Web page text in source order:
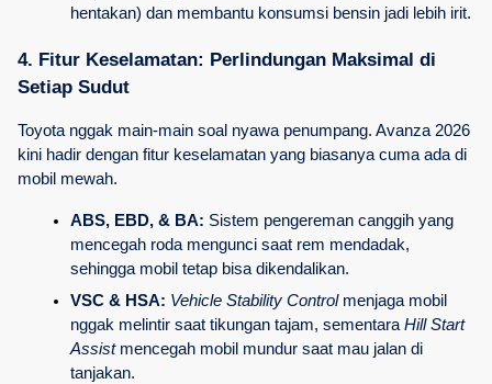
hentakan) dan membantu konsumsi bensin jadi lebih irit.
4. Fitur Keselamatan: Perlindungan Maksimal di
Setiap Sudut
Toyota nggak main-main soal nyawa penumpang. Avanza 2026
kini hadir dengan fitur keselamatan yang biasanya cuma ada di
mobil mewah.
ABS, EBD, & BA: Sistem pengereman canggih yang
mencegah roda mengunci saat rem mendadak,
sehingga mobil tetap bisa dikendalikan.
VSC & HSA: Vehicle Stability Control menjaga mobil
nggak melintir saat tikungan tajam, sementara Hill Start
Assist mencegah mobil mundur saat mau jalan di
tanjakan.